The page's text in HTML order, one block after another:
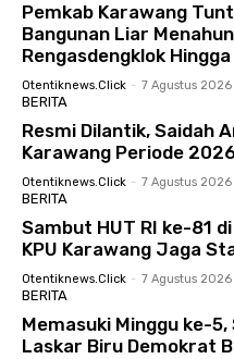
Pemkab Karawang
Bangunan Liar
Rengasdengklok
Otentiknews.click - 7 Agustus 2026
BERITA
Resmi Dilantik, Saidah
Karawang Periode
Otentiknews.click - 7 Agustus 2026
BERITA
Sambut HUT RI ke-81
KPU Karawang Jaga
Otentiknews.click - 7 Agustus 2026
BERITA
Memasuki Minggu ke-
Laskar Biru Demokrat